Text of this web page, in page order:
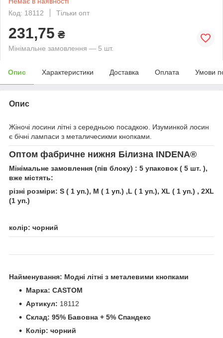
Код: 18112
Тільки опт
231,75 ₴
Мінімальне замовлення — 5 шт.
Опис Характеристики Доставка Оплата Умови
Опис
Жіночі лосини літні з середньою посадкою. Изуминкой лосин
є бічні лампаси з металичесикми кнопками.
Оптом фабричне нижня Білизна INDENA®
Мінімальне замовлення (пів блоку) : 5 упаковок ( 5 шт. ),
вже містять:
різні розміри: S ( 1 уп.), M ( 1 уп.) ,L ( 1 уп.), XL ( 1 уп.) , 2XL
(1 уп.)
колір: чорний
Найменування: Модні літні з металевими кнопками
Марка: CASTOM
Артикул: 18112
Склад: 95% Бавовна + 5% Спандекс
Колір: чорний